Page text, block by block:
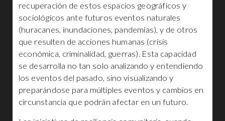
recuperación de estos espacios geográficos y
sociológicos ante futuros eventos naturales
(huracanes, inundaciones, pandemias), y de otros
que resulten de acciones humanas (crisis
económica, criminalidad, guerras). Esta capacidad
se desarrolla no tan solo analizando y entendiendo
los eventos del pasado, sino visualizando y
preparándose para múltiples eventos y cambios en
circunstancia que podrán afectar en un futuro.